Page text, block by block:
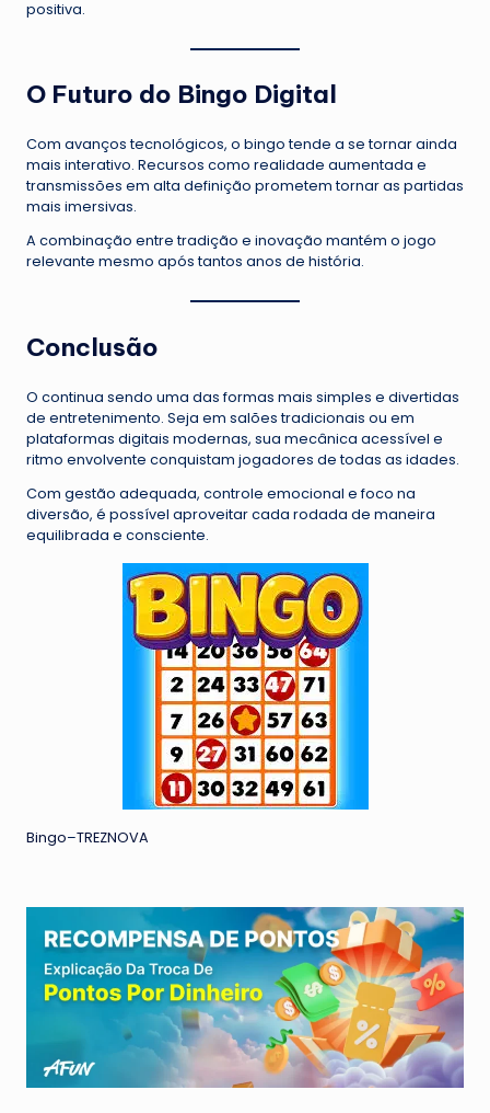
positiva.
O Futuro do Bingo Digital
Com avanços tecnológicos, o bingo tende a se tornar ainda
mais interativo. Recursos como realidade aumentada e
transmissões em alta definição prometem tornar as partidas
mais imersivas.
A combinação entre tradição e inovação mantém o jogo
relevante mesmo após tantos anos de história.
Conclusão
O continua sendo uma das formas mais simples e divertidas
de entretenimento. Seja em salões tradicionais ou em
plataformas digitais modernas, sua mecânica acessível e
ritmo envolvente conquistam jogadores de todas as idades.
Com gestão adequada, controle emocional e foco na
diversão, é possível aproveitar cada rodada de maneira
equilibrada e consciente.
Bingo–TREZNOVA